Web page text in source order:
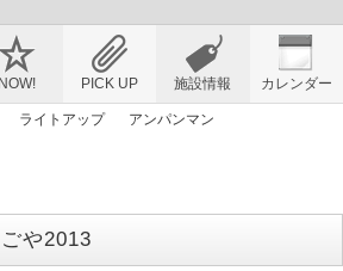
やアート、テレビ、ショップ、出会い、転職まで名古
NOW! PICK UP カレンダー
施設情報
ライトアップ
アンパンマン
や2013